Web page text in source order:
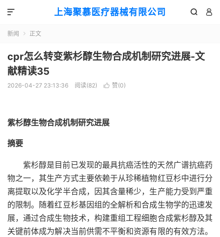
上海聚慕医疗器械有限公司  

新闻  正文
cpr怎么转变紫杉醇生物合成机制研究进展-文
献精读35
2026-04-27 23:13:36 阅读(82)  赞(0)
紫杉醇生物合成机制研究进展
摘要
紫杉醇是目前已发现的最具抗癌活性的天然广谱抗癌药
物之一，其生产方式主要依赖于从珍稀植物红豆杉中进行分
离提取以及化学半合成，因其含量稀少，生产能力受到严重
的限制。随着红豆杉基因组的全解析和合成生物学的迅速发
展，通过合成生物技术，构建重组工程细胞合成紫杉醇及其
关键前体成为解决当前供需不平衡和资源有限的有效方法。